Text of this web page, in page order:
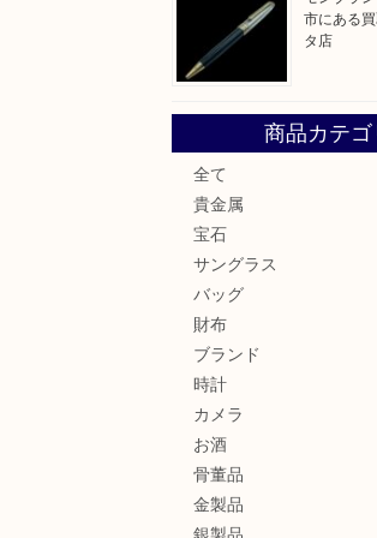
市にある
タ店
商品カテゴ
全て
貴金属
宝石
サングラス
バッグ
財布
ブランド
時計
カメラ
お酒
骨董品
金製品
銀製品